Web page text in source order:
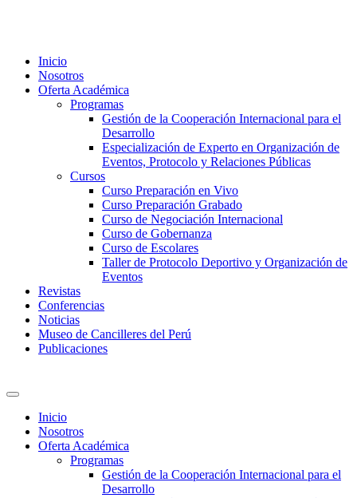
Inicio
Nosotros
Oferta Académica
Programas
Gestión de la Cooperación Internacional para el
Desarrollo
Especialización de Experto en Organización de
Eventos, Protocolo y Relaciones Públicas
Cursos
Curso Preparación en Vivo
Curso Preparación Grabado
Curso de Negociación Internacional
Curso de Gobernanza
Curso de Escolares
Taller de Protocolo Deportivo y Organización de
Eventos
Revistas
Conferencias
Noticias
Museo de Cancilleres del Perú
Publicaciones
Inicio
Nosotros
Oferta Académica
Programas
Gestión de la Cooperación Internacional para el
Desarrollo